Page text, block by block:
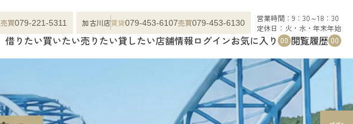
売買079-221-5311 加古川店賃貸079-453-6107売買079-453-6130
営業時間：9：30～18：30
定休日：火・水・年末年始
借りたい買いたい売りたい貸したい店舗情報ログインお気に入り 00 閲覧履歴 00